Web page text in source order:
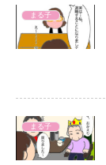
まる子
まる子